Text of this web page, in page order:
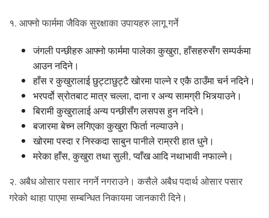
१. आफ्नो फार्ममा जैविक सुरक्षाका उपायहरु लागू गर्ने
जंगली पन्छीहरु आफ्नो फार्ममा पालेका कुखुरा, हाँसहरुसँग सम्पर्कमा
आउन नदिने।
हाँस र कुखुरालाई छुट्टाछुट्टै खोरमा पाल्ने र एकै ठाउँमा चर्न नदिने।
भरपर्दो स्रोतबाट मात्र चल्ला, दाना र अन्य सामग्री भित्र्याउने।
बिरामी कुखुरालाई अन्य पन्छीसँग लसपस हुन नदिने।
बजारमा बेच्न लगिएका कुखुरा फिर्ता नल्याउने।
खोरमा पस्दा र निस्कदा साबुन पानीले राम्ररी हात धुने।
मरेका हाँस, कुखुरा तथा सुली, प्वाँख आदि नथाभावी नफाल्ने।
२. अबैध ओसार पसार नगर्ने नगराउने। कसैले अबैध पदार्थ ओसार पसार
गरेको थाहा पाएमा सम्बन्धित निकायमा जानकारी दिने।